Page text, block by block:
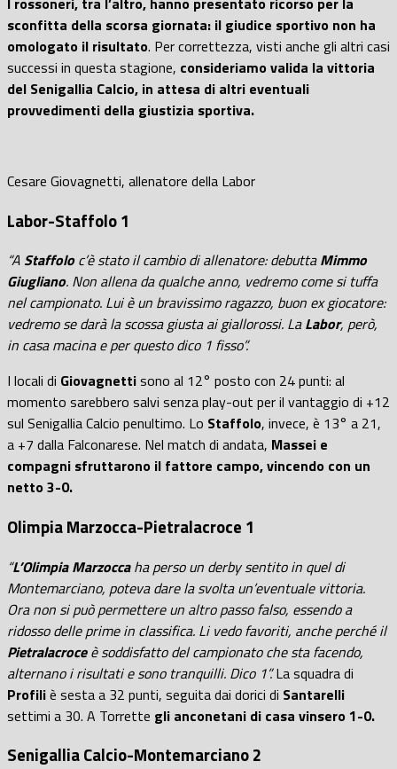
sconfitta della scorsa giornata: il giudice sportivo non ha
omologato il risultato. Per correttezza, visti anche gli altri casi
successi in questa stagione, consideriamo valida la vittoria
del Senigallia Calcio, in attesa di altri eventuali
provvedimenti della giustizia sportiva.
Cesare Giovagnetti, allenatore della Labor
Labor-Staffolo 1
“A Staffoloc’è stato il cambio di allenatore: debuttaMimmo
Giugliano. Non allena da qualche anno, vedremo come si tuffa
nel campionato. Lui è un bravissimo ragazzo, buon ex giocatore:
vedremo se darà la scossa giusta ai giallorossi. LaLabor, però,
in casa macina e per questo dico 1 fisso”.
I locali di Giovagnettisono al 12° posto con 24 punti: al
momento sarebbero salvi senza play-out per il vantaggio di +12
sul Senigallia Calcio penultimo. Lo Staffolo, invece, è 13° a 21,
a +7 dalla Falconarese. Nel match di andata, Massei e
compagni sfruttarono il fattore campo, vincendo con un
netto 3-0.
Olimpia Marzocca-Pietralacroce 1
“L’Olimpia Marzoccaha perso un derby sentito in quel di
Montemarciano, poteva dare la svolta un’eventuale vittoria.
Ora non si può permettere un altro passo falso, essendo a
ridosso delle prime in classifica. Li vedo favoriti, anche perché il
Pietralacroceè soddisfatto del campionato che sta facendo,
alternano i risultati e sono tranquilli. Dico 1”.La squadra di
Profiliè sesta a 32 punti, seguita dai dorici di Santarelli
settimi a 30. A Torrette gli anconetani di casa vinsero 1-0.
Senigallia Calcio-Montemarciano 2